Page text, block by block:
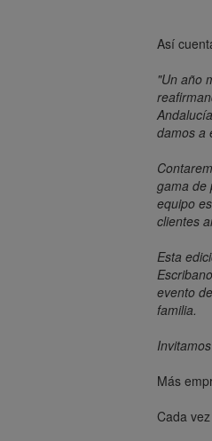
Así
"Un año
damos a
gama de
equipo
clientes
Esta
evento
familia.
Más
Cada